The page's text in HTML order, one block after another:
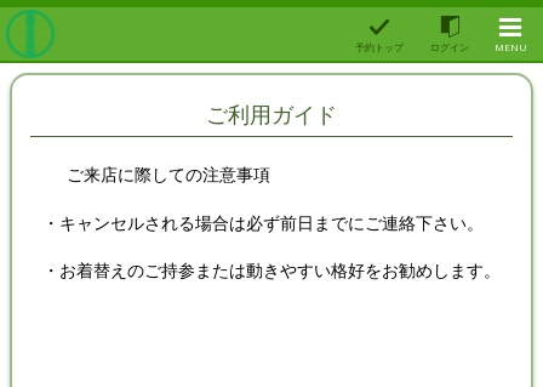
予約トップ ログイン MENU
ご利用ガイド
ご来店に際しての注意事項
・キャンセルされる場合は必ず前日までにご連絡下さい。
・お着替えのご持参または動きやすい格好をお勧めします。